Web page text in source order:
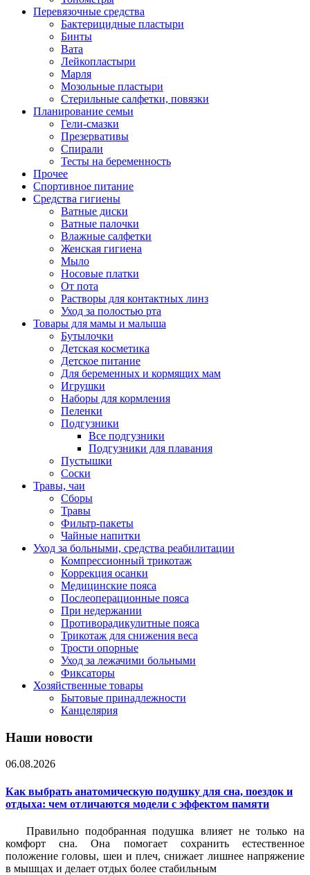
Перевязочные средства
Бактерицидные пластыри
Бинты
Вата
Лейкопластыри
Марля
Мозольные пластыри
Стерильные салфетки, повязки
Планирование семьи
Гели-смазки
Презервативы
Спирали
Тесты на беременность
Прочее
Спортивное питание
Средства гигиены
Ватные диски
Ватные палочки
Влажные салфетки
Женская гигиена
Мыло
Носовые платки
От пота
Растворы для контактных линз
Уход за полостью рта
Товары для мамы и малыша
Бутылочки
Детская косметика
Детское питание
Для беременных и кормящих мам
Игрушки
Наборы для кормления
Пеленки
Подгузники
Все подгузники
Подгузники для плавания
Пустышки
Соски
Травы, чаи
Сборы
Травы
Фильтр-пакеты
Чайные напитки
Уход за больными, средства реабилитации
Компрессионный трикотаж
Коррекция осанки
Медицинские пояса
Послеоперационные пояса
При недержании
Противорадикулитные пояса
Трикотаж для снижения веса
Трости опорные
Уход за лежачими больными
Фиксаторы
Хозяйственные товары
Бытовые принадлежности
Канцелярия
Наши новости
06.08.2026
Как выбрать анатомическую подушку для сна, поездок и
отдыха: чем отличаются модели с эффектом памяти
Правильно подобранная подушка влияет не только на
комфорт сна. Она помогает сохранить естественное
положение головы, шеи и плеч, снижает лишнее напряжение
в мышцах и делает отдых более стабильным